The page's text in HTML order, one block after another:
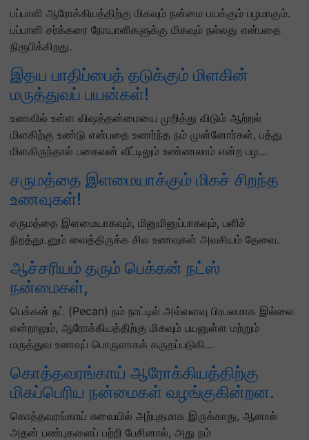
பப்பாளி ஆரோக்கியத்திற்கு மிகவும் நன்மை பயக்கும் பழமாகும்.
பப்பாளி சர்க்கரை நோயாளிகளுக்கு மிகவும் நல்லது என்பதை
நிரூபிக்கிறது.
இதய பாதிப்பைத் தடுக்கும் மிளகின்
மருத்துவப் பயன்கள்!
உணவில் உள்ள விஷத்தன்மையை முறித்து விடும் ஆற்றல்
மிளகிற்கு உண்டு என்பதை உணர்ந்த நம் முன்னோர்கள், பத்து
மிளகிருந்தால் பகைவன் வீட்டிலும் உண்ணலாம் என்ற பழ…
சருமத்தை இளமையாக்கும் மிகச் சிறந்த
உணவுகள்!
சருமத்தை இளமையாகவும், மினுமினுப்பாகவும், பளிச்
நிறத்துடனும் வைத்திருக்க சில உணவுகள் அவசியம் தேவை.
ஆச்சரியம் தரும் பெக்கன் நட்ஸ்
நன்மைகள்,
பெக்கன் நட் (Pecan) நம் நாட்டில் அவ்வளவு பிரபலமாக இல்லை
என்றாலும், ஆரோக்கியத்திற்கு மிகவும் பயனுள்ள மற்றும்
மருத்துவ உணவுப் பொருளாகக் கருதப்படுகி…
கொத்தவரங்காய் ஆரோக்கியத்திற்கு
மிகப்பெரிய நன்மைகள் வழங்குகின்றன.
கொத்தவரங்காய் சுவையில் அற்புதமாக இருக்காது, ஆனால்
அதன் பண்புகளைப் பற்றி பேசினால், அது நம்